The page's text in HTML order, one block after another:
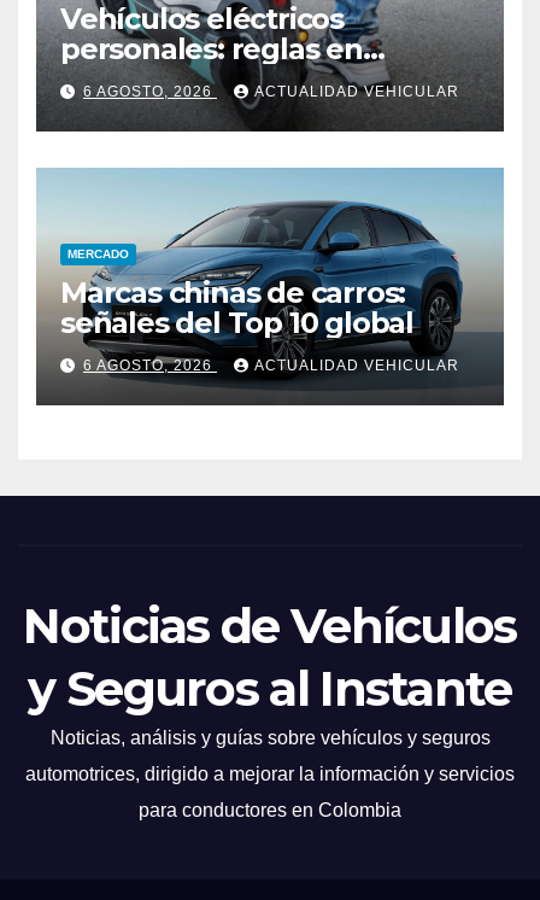
Vehículos eléctricos
personales: reglas en
Colombia
6 AGOSTO, 2026 ACTUALIDAD VEHICULAR
MERCADO
Marcas chinas de carros:
señales del Top 10 global
6 AGOSTO, 2026 ACTUALIDAD VEHICULAR
Noticias de Vehículos
y Seguros al Instante
Noticias, análisis y guías sobre vehículos y seguros
automotrices, dirigido a mejorar la información y servicios
para conductores en Colombia